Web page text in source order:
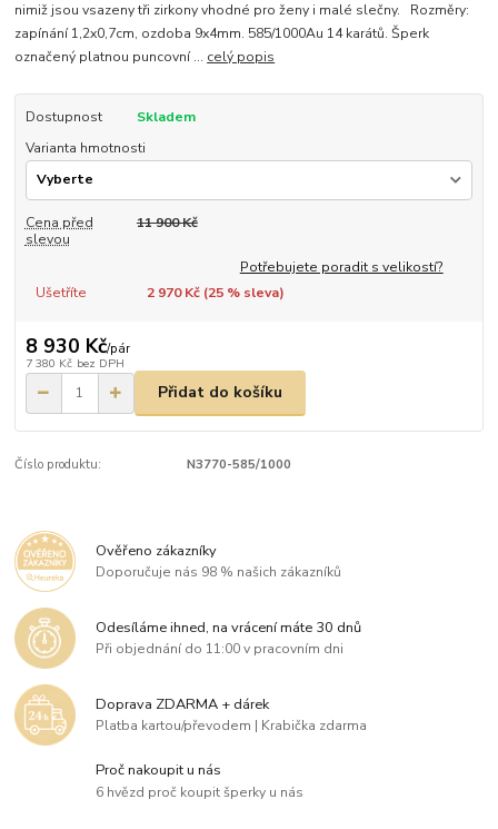
nimiž jsou vsazeny tři zirkony vhodné pro ženy i malé slečny. Rozměry:
zapínání 1,2x0,7cm, ozdoba 9x4mm. 585/1000Au 14 karátů. Šperk
označený platnou puncovní ... celý popis
Dostupnost
Skladem
Varianta hmotnosti
Cena před
slevou
11 900 Kč
Potřebujete poradit s velikostí?
Ušetříte
2 970 Kč (25% sleva)
8 930 Kč/pár
7 380 Kč bez DPH
Přidat do košíku
Číslo produktu: N3770-585/1000
Ověřeno zákazníky
Doporučuje nás 98 % našich zákazníků
Odesíláme ihned, na vrácení máte 30 dnů
Při objednání do 11:00 v pracovním dni
Doprava ZDARMA + dárek
Platba kartou/převodem | Krabička zdarma
Proč nakoupit u nás
6 hvězd proč koupit šperky u nás